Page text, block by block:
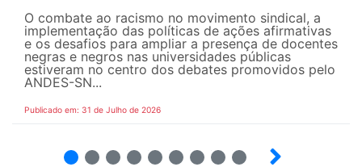
O combate ao racismo no movimento sindical, a
implementação das políticas de ações afirmativas
e os desafios para ampliar a presença de docentes
negras e negros nas universidades públicas
estiveram no centro dos debates promovidos pelo
ANDES-SN...
Publicado em: 31 de Julho de 2026